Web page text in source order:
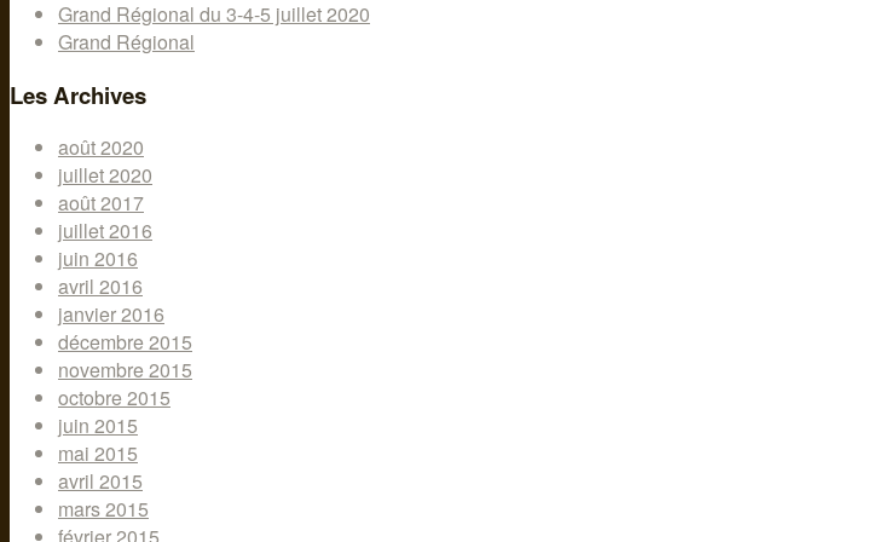
Grand Régional du 3-4-5 juillet 2020
Grand Régional
Les Archives
août 2020
juillet 2020
août 2017
juillet 2016
juin 2016
avril 2016
janvier 2016
décembre 2015
novembre 2015
octobre 2015
juin 2015
mai 2015
avril 2015
mars 2015